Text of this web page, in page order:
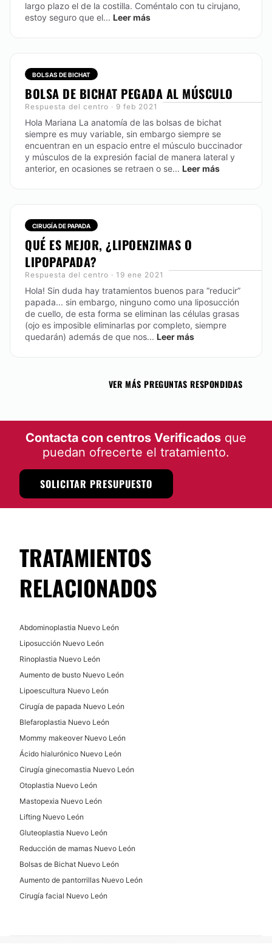
largo plazo el de la costilla. Coméntalo con tu cirujano,
estoy seguro que el... Leer más
BOLSAS DE BICHAT
BOLSA DE BICHAT PEGADA AL MÚSCULO
Respuesta del centro · 9 feb 2021
Hola Mariana La anatomía de las bolsas de bichat
siempre es muy variable, sin embargo siempre se
encuentran en un espacio entre el músculo buccinador
y músculos de la expresión facial de manera lateral y
anterior, en ocasiones se retraen o se... Leer más
CIRUGÍA DE PAPADA
QUÉ ES MEJOR, ¿LIPOENZIMAS O
LIPOPAPADA?
Respuesta del centro · 19 ene 2021
Hola! Sin duda hay tratamientos buenos para “reducir”
papada... sin embargo, ninguno como una liposucción
de cuello, de esta forma se eliminan las células grasas
(ojo es imposible eliminarlas por completo, siempre
quedarán) además de que nos... Leer más
VER MÁS PREGUNTAS RESPONDIDAS
Contacta con centros Verificados que
puedan ofrecerte el tratamiento.
SOLICITAR PRESUPUESTO
TRATAMIENTOS
RELACIONADOS
Abdominoplastia Nuevo León
Liposucción Nuevo León
Rinoplastia Nuevo León
Aumento de busto Nuevo León
Lipoescultura Nuevo León
Cirugía de papada Nuevo León
Blefaroplastia Nuevo León
Mommy makeover Nuevo León
Ácido hialurónico Nuevo León
Cirugía ginecomastia Nuevo León
Otoplastia Nuevo León
Mastopexia Nuevo León
Lifting Nuevo León
Gluteoplastia Nuevo León
Reducción de mamas Nuevo León
Bolsas de Bichat Nuevo León
Aumento de pantorrillas Nuevo León
Cirugía facial Nuevo León